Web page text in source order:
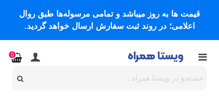
قیمت ها به روز میباشد و تمامی مرسوله‌ها طبق روال
اعلامی؛ در روند ثبت سفارش ارسال خواهد گردید.
0